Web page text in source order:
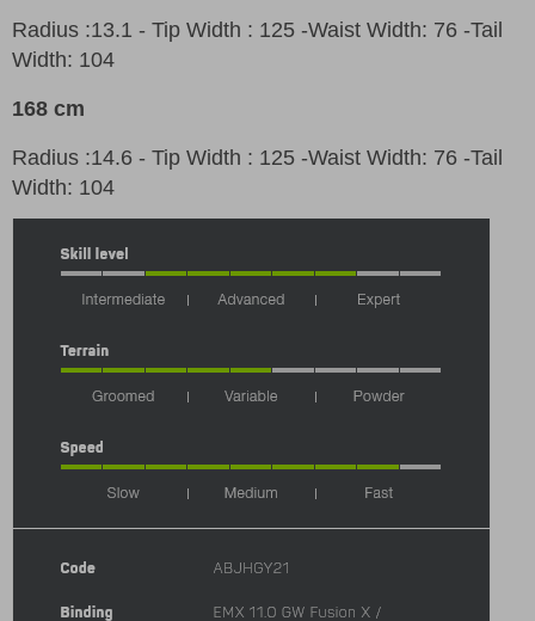
Radius :13.1 - Tip Width : 125 -Waist Width: 76 -Tail
Width: 104
168 cm
Radius :14.6 - Tip Width : 125 -Waist Width: 76 -Tail
Width: 104